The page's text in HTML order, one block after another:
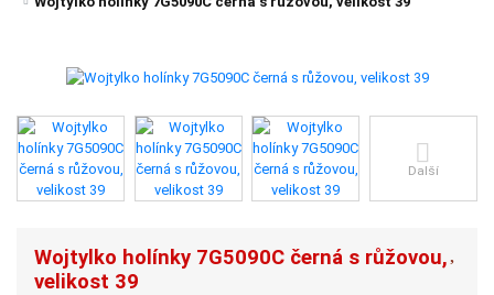
Další
Wojtylko holínky 7G5090C černá s růžovou,
velikost 39